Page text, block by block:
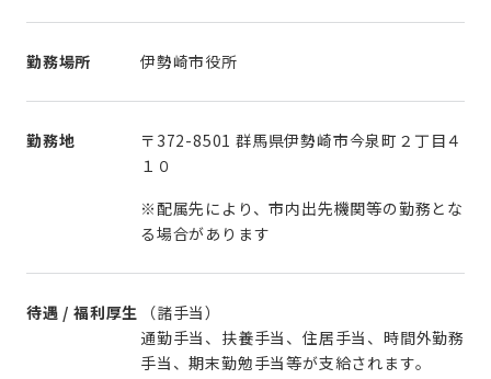
勤務場所 伊勢崎市役所
勤務地
〒372-8501 群馬県伊勢崎市今泉町２丁目４
１０
※配属先により、市内出先機関等の勤務とな
る場合があります
待遇 / 福利厚生
（諸手当）
通勤手当、扶養手当、住居手当、時間外勤務
手当、期末勤勉手当等が支給されます。